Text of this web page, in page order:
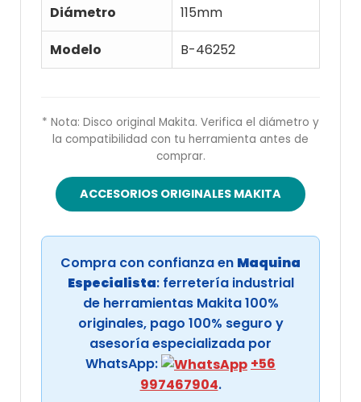
Diámetro
115mm
Modelo
B-46252
* Nota: Disco original Makita. Verifica el diámetro y
la compatibilidad con tu herramienta antes de
comprar.
ACCESORIOS ORIGINALES MAKITA
Compra con confianza en Maquina
Especialista: ferretería industrial
de herramientas Makita 100%
originales, pago 100% seguro y
asesoría especializada por
WhatsApp:
+56
997467904.